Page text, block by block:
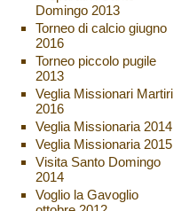
Domingo 2013
Torneo di calcio giugno
2016
Torneo piccolo pugile
2013
Veglia Missionari Martiri
2016
Veglia Missionaria 2014
Veglia Missionaria 2015
Visita Santo Domingo
2014
Voglio la Gavoglio